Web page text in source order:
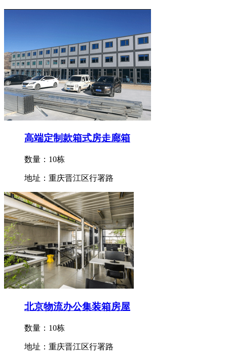
高端定制款箱式房走廊箱
数量：10栋
地址：重庆晋江区行署路
北京物流办公集装箱房屋
数量：10栋
地址：重庆晋江区行署路